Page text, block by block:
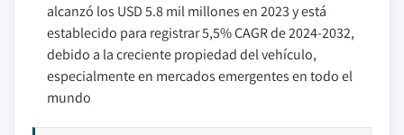
alcanzó los USD 5.8 mil millones en 2023 y está
establecido para registrar 5,5% CAGR de 2024-2032,
debido a la creciente propiedad del vehículo,
especialmente en mercados emergentes en todo el
mundo